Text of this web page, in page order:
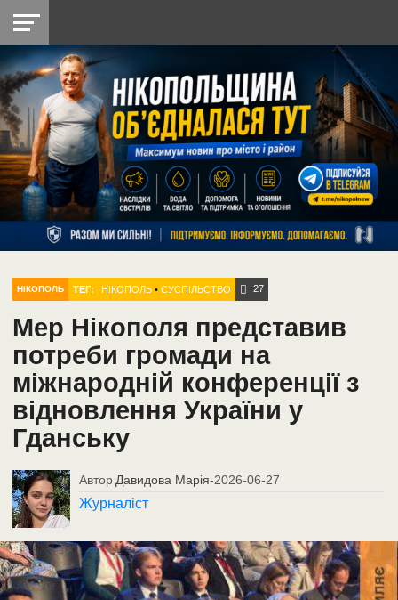
НІКОПОЛЬ
РАЙОН
СІЧЕСЛАВСЬКА
УКРАЇНА
РЕТРО
НІКОПОЛЬ
ЛАЙТ
УКРАЇНА
ДОПОМОГА
РАДІО
НІКОПОЛЬ ТЕГ: НІКОПОЛЬ •СУСПІЛЬСТВО 27
Мер Нікополя представив
потреби громади на
міжнародній конференції з
відновлення України у
Гданську
Автор Давидова Марія-2026-06-27
Журналіст